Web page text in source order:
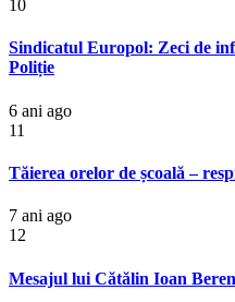
10
Sindicatul Europol: Zeci de
Poliție
6 ani ago
11
Tăierea orelor de școală –
7 ani ago
12
Mesajul lui Cătălin Ioan